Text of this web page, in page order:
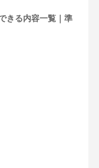
きる内容一覧｜準